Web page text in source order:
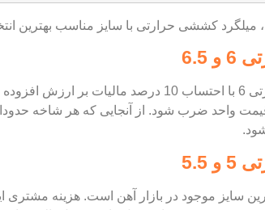
میلگرد کششی حرارتی با سایز مناسب بهترین
6.5
5.5
کوچکترین سایز موجود در بازار آهن است. هزینه